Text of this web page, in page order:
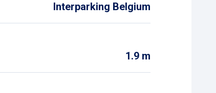
Interparking Belgium
1.9 m